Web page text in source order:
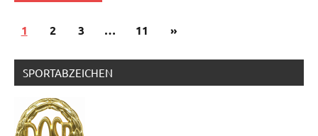
News
Seitennummerierung
Beiträge
1 2 3 … 11
Nächste
»
SPORTABZEICHEN